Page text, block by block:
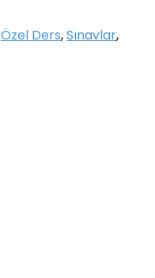
Özel Ders, Sınavlar,